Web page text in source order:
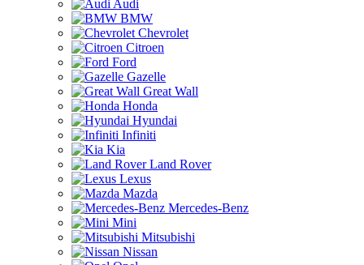
Audi
BMW
Chevrolet
Citroen
Ford
Gazelle
Great Wall
Honda
Hyundai
Infiniti
Kia
Land Rover
Lexus
Mazda
Mercedes-Benz
Mini
Mitsubishi
Nissan